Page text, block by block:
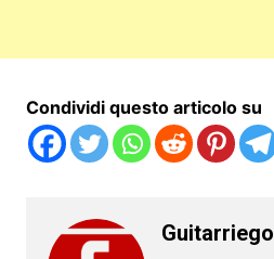
Condividi questo articolo su
Guitarriego